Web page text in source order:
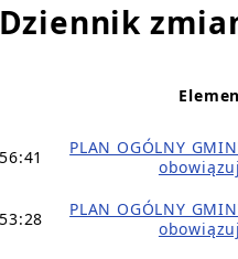
Dziennik
PLAN OGÓLNY
PLAN OGÓLNY